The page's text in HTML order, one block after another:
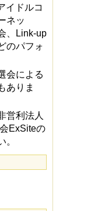
イドルコ
ネッ
、Link-up
のパフォ
会による
ありま
営利法人
ExSiteの
。